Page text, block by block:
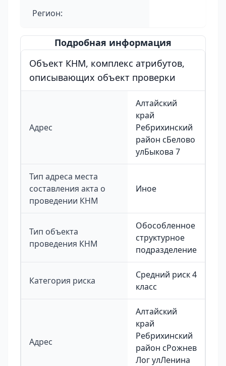
Регион:
Подробная информация
Объект КНМ, комплекс атрибутов,
описывающих объект проверки
Адрес
Алтайский
край
Ребрихинский
район сБелово
улБыкова 7
Тип адреса места
составления акта о
проведении КНМ
Иное
Тип объекта
проведения КНМ
Обособленное
структурное
подразделение
Категория риска
Средний риск 4
класс
Адрес
Алтайский
край
Ребрихинский
район сРожнев
Лог улЛенина